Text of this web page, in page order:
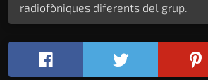
radiofòniques diferents del grup.